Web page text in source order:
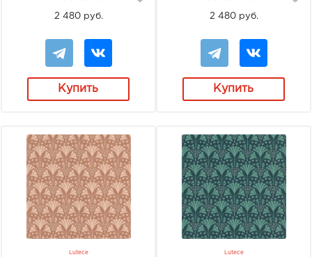
2 480 руб.
Купить
2 480 руб.
Купить
Lutece Lutece